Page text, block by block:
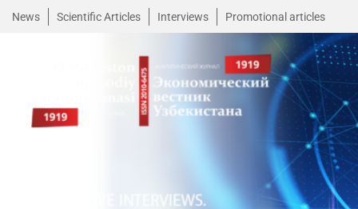
News Scientific Articles Interviews Promotional articles